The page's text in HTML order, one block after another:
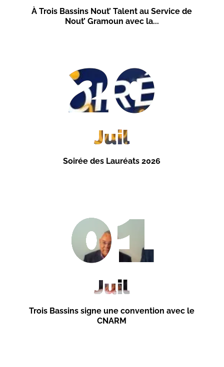
À Trois Bassins Nout’ Talent au Service de
Nout’ Gramoun avec la...
Soirée des Lauréats 2026
20
Juil
Trois Bassins signe une convention avec le
CNARM
01
Juil